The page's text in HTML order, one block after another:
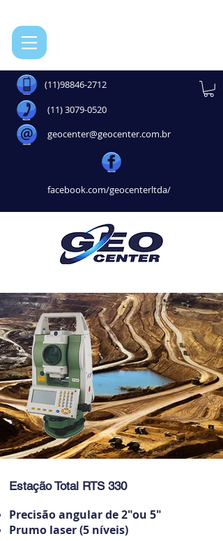
(11)98846-2712
(11) 3079-0520
geocenter@geocenter.com.br
facebook.com/geocenterltda/
Estação Total RTS 330
Precisão angular de 2"ou 5"
Prumo laser (5 níveis)